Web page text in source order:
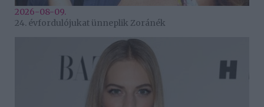
2026-08-09.
24. évfordulójukat ünneplik Zoránék